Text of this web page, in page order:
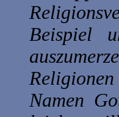
Beispiel
Namen